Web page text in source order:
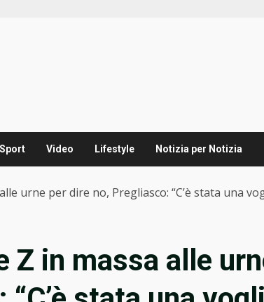
Sport Video Lifestyle Notizia per Notizia
urne per dire no, Pregliasco: “C’è stata una
Z in massa alle